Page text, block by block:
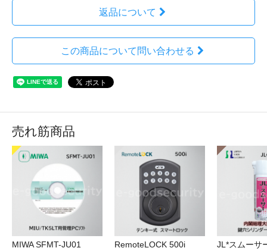
返品について
この商品について問い合わせる
売れ筋商品
MIWA SFMT-JU01
RemoteLOCK 500i
JL*スムーサ